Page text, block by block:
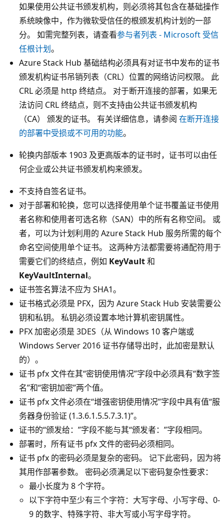
如果使用公共证书颁发机构，则必须将其包含在基础操作
系统映像中，作为微软受信任的根颁发机构计划的一部
分。 如需完整列表，请查看参与者列表 - Microsoft 受信
任根计划。
Azure Stack Hub 基础结构必须具有对证书中发布的证书
颁发机构证书吊销列表（CRL）位置的网络访问权限。 此
CRL 必须是 http 终结点。 对于断开连接的部署，如果无
法访问 CRL 终结点，则不支持由公共证书颁发机构
（CA） 颁发的证书。 有关详细信息，请参阅 在断开连接
的部署中受损或不可用的功能。
轮换内部版本 1903 及更高版本的证书时，证书可以由任
何企业或公共证书颁发机构来颁发。
不支持自签名证书。
对于部署和轮换，您可以选择使用单个证书覆盖证书使用
者名称和使用者可选名称（SAN）中的所有名称空间。 或
者，可以为计划利用的 Azure Stack Hub 服务所需的每个
命名空间使用单个证书。 这两种方法都需要将通配符用于
需要它们的终结点，例如 KeyVault和
KeyVaultInternal。
证书签名算法不应为 SHA1。
证书格式必须是 PFX，因为 Azure Stack Hub 安装需要公
钥和私钥。 私钥必须设置本地计算机密钥属性。
PFX 加密必须是 3DES（从 Windows 10 客户端或
Windows Server 2016 证书存储导出时，此加密是默认
的）。
证书 pfx 文件在其“密钥使用情况”字段中必须具有“数字签
名”和“密钥加密”两个值。
证书 pfx 文件必须在“增强密钥使用情况”字段中具有值“服
务器身份验证 (1.3.6.1.5.5.7.3.1)”。
证书的“颁发给：”字段不能与其“颁发者：”字段相同。
部署时，所有证书 pfx 文件的密码必须相同。
证书 pfx 的密码必须是复杂的密码。 记下此密码，因为将
其用作部署参数。 密码必须满足以下密码复杂性要求：
最小长度为 8 个字符。
以下字符中至少有三个字符：大写字母、小写字母、0-
9 的数字、特殊字符、非大写或小写字母字符。